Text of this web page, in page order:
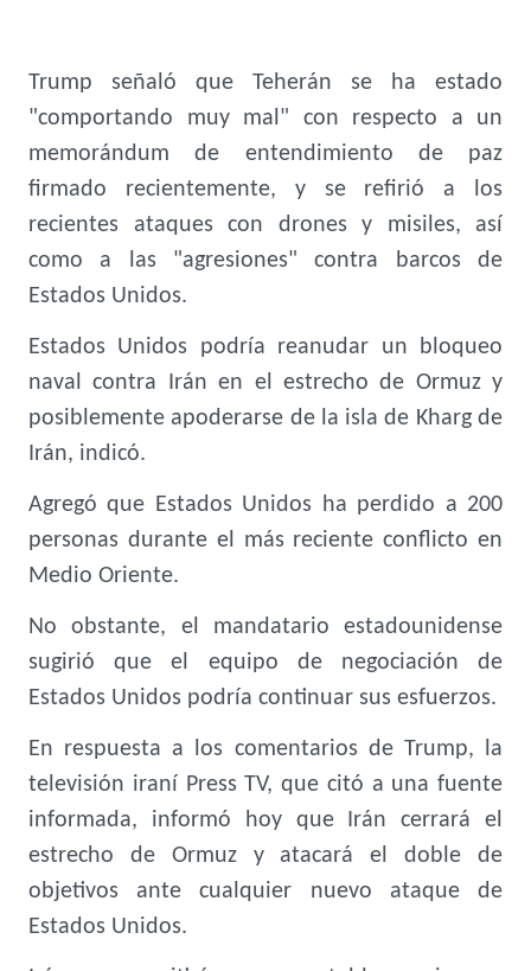
Trump señaló que Teherán se ha estado
"comportando muy mal" con respecto a un
memorándum de entendimiento de paz
firmado recientemente, y se refirió a los
recientes ataques con drones y misiles, así
como a las "agresiones" contra barcos de
Estados Unidos.
Estados Unidos podría reanudar un bloqueo
naval contra Irán en el estrecho de Ormuz y
posiblemente apoderarse de la isla de Kharg de
Irán, indicó.
Agregó que Estados Unidos ha perdido a 200
personas durante el más reciente conflicto en
Medio Oriente.
No obstante, el mandatario estadounidense
sugirió que el equipo de negociación de
Estados Unidos podría continuar sus esfuerzos.
En respuesta a los comentarios de Trump, la
televisión iraní Press TV, que citó a una fuente
informada, informó hoy que Irán cerrará el
estrecho de Ormuz y atacará el doble de
objetivos ante cualquier nuevo ataque de
Estados Unidos.